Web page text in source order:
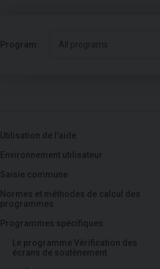
Program: All programs
Utilisation de l'aide
Environnement utilisateur
Saisie commune
Normes et méthodes de calcul des
programmes
Programmes spécifiques
Le programme Vérification des
écrans de soutènement